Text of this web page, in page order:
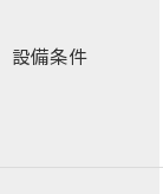
設備条件